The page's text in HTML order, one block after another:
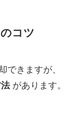
コツ
できますが、
があります。